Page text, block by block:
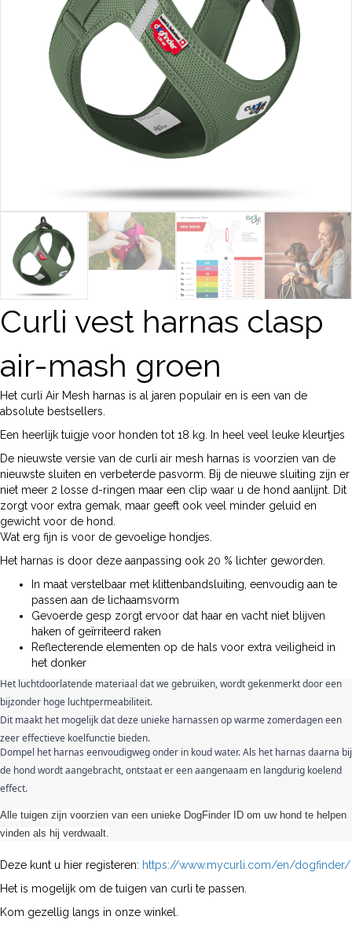
Curli vest harnas clasp
air-mash groen
Het curli Air Mesh harnas is al jaren populair en is een van de
absolute bestsellers.
Een heerlijk tuigje voor honden tot 18 kg. In heel veel leuke kleurtjes
De nieuwste versie van de curli air mesh harnas is voorzien van de
nieuwste sluiten en verbeterde pasvorm. Bij de nieuwe sluiting zijn er
niet meer 2 losse d-ringen maar een clip waar u de hond aanlijnt. Dit
zorgt voor extra gemak, maar geeft ook veel minder geluid en
gewicht voor de hond.
Wat erg fijn is voor de gevoelige hondjes.
Het harnas is door deze aanpassing ook 20 % lichter geworden.
In maat verstelbaar met klittenbandsluiting, eenvoudig aan te
passen aan de lichaamsvorm
Gevoerde gesp zorgt ervoor dat haar en vacht niet blijven
haken of geïrriteerd raken
Reflecterende elementen op de hals voor extra veiligheid in
het donker
Het luchtdoorlatende materiaal dat we gebruiken, wordt gekenmerkt door een
bijzonder hoge luchtpermeabiliteit.
Dit maakt het mogelijk dat deze unieke harnassen op warme zomerdagen een
zeer effectieve koelfunctie bieden.
Dompel het harnas eenvoudigweg onder in koud water. Als het harnas daarna bij
de hond wordt aangebracht, ontstaat er een aangenaam en langdurig koelend
effect.
Alle tuigen zijn voorzien van een unieke DogFinder ID om uw hond te helpen
vinden als hij verdwaalt.
Deze kunt u hier registeren: https://www.mycurli.com/en/dogfinder/
Het is mogelijk om de tuigen van curli te passen.
Kom gezellig langs in onze winkel.